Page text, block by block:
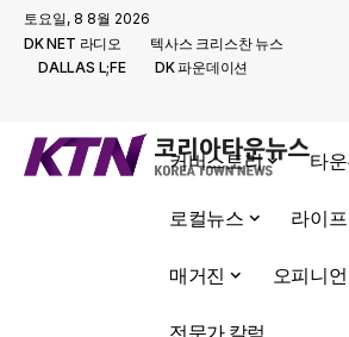
토요일, 8 8월 2026
DK NET 라디오
텍사스 크리스찬 뉴스
DALLAS L;FE
DK 파운데이션
커버스토리 타
로컬뉴스 라이프
매거진 오피니언
전문가 칼럼